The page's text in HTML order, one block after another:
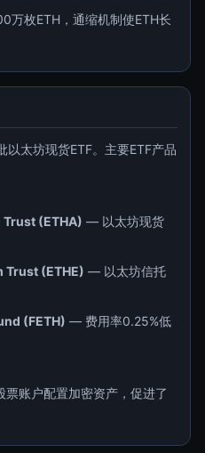
万枚ETH，通缩机制使ETH长
太坊现货ETF。主要ETF产品
Trust (ETHA) — 以太坊现货
Trust (ETHE) — 以太坊信托
(FETH) — 费用率0.25%低
票账户配置加密资产，促进了